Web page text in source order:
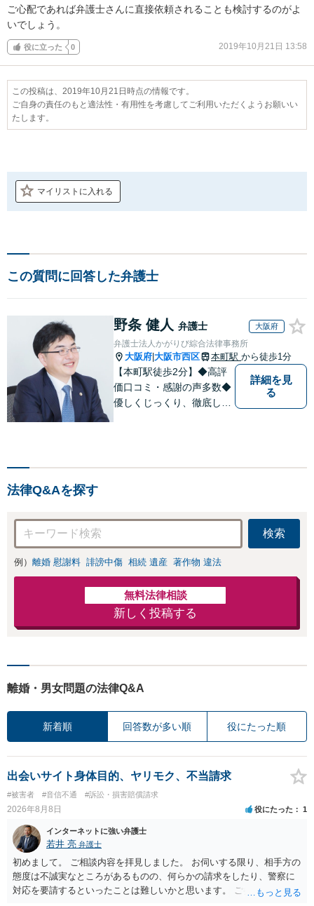
ご心配であれば弁護士さんに直接依頼されることも検討するのがよ
いでしょう。
役に立った 0 2019年10月21日 13:58
この投稿は、2019年10月21日時点の情報です。
ご自身の責任のもと適法性・有用性を考慮してご利用いただくようお願いい
たします。
マイリストに入れる
この質問に回答した弁護士
野条 健人 弁護士 大阪府
弁護士法人かがりび綜合法律事務所
大阪府 大阪市西区 本町駅 から徒歩1分
【本町駅徒歩2分】◆高評
価口コミ・感謝の声多数◆
優しくじっくり、徹底して
詳細を見
る
法律Q&Aを探す
検索
例） 離婚 慰謝料 誹謗中傷 相続 遺産 著作物 違法
無料法律相談
新しく投稿する
離婚・男女問題の法律Q&A
新着順 回答数が多い順 役にたった順
出会いサイト身体目的、ヤリモク、不当請求
#被害者 #音信不通 #訴訟・損害賠償請求
2026年8月8日 役にたった 1
インターネットに強い弁護士
若井 亮 弁護士
初めまして。 ご相談内容を拝見しました。 お伺いする限り、相手方の
態度は不誠実なところがあるものの、何らかの請求をしたり、警察に
対応を要請するといったことは難しいかと思います。 ご参考になれば